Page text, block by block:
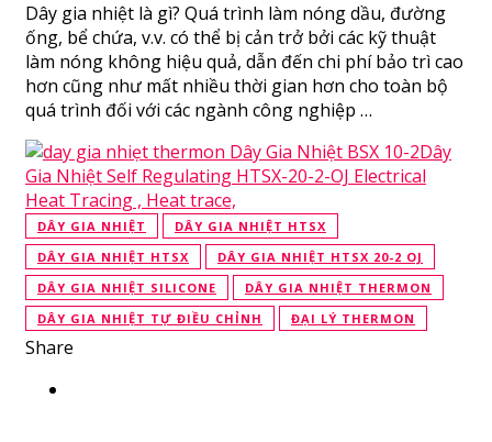
Dây gia nhiệt là gì? Quá trình làm nóng dầu, đường
ống, bể chứa, v.v. có thể bị cản trở bởi các kỹ thuật
làm nóng không hiệu quả, dẫn đến chi phí bảo trì cao
hơn cũng như mất nhiều thời gian hơn cho toàn bộ
quá trình đối với các ngành công nghiệp …
DÂY GIA NHIỆT
DÂY GIA NHIỆT HTSX
DÂY GIA NHIỆT HTSX
DÂY GIA NHIỆT HTSX 20-2 OJ
DÂY GIA NHIỆT SILICONE
DÂY GIA NHIỆT THERMON
DÂY GIA NHIỆT TỰ ĐIỀU CHỈNH
ĐẠI LÝ THERMON
Share